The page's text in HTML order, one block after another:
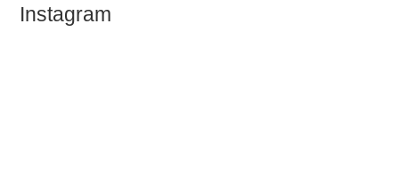
Instagram